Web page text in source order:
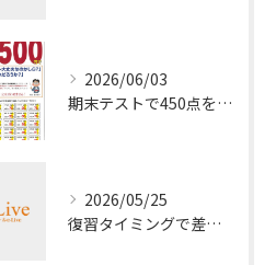
2026/06/03
期末テストで450点を取る勉強法
2026/05/25
復習タイミングで差がつく勉強法